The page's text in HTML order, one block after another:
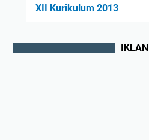
XII Kurikulum 2013
IKLAN